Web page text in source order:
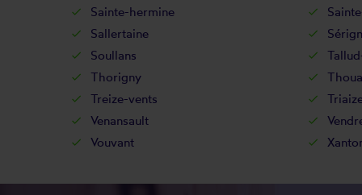
Sainte-hermine
Sallertaine
Soullans
Thorigny
Treize-vents
Venansault
Vouvant